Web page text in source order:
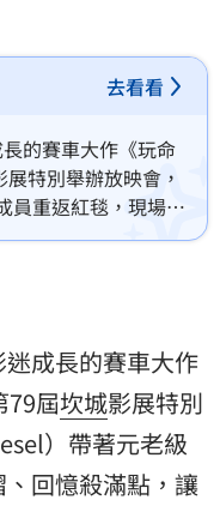
去看看
的賽車大作《玩命
特別舉辦放映會，
員重返紅毯，現場星
燒聲。
成長的賽車大作
79屆坎城影展特別
）帶著元老級
回憶殺滿點，讓